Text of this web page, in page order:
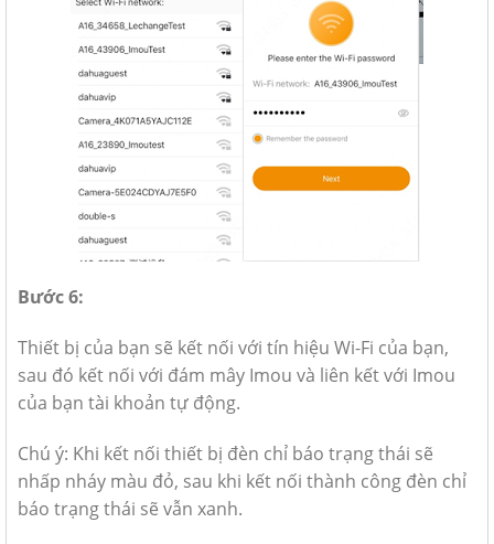
Bước 6:
Thiết bị của bạn sẽ kết nối với tín hiệu Wi-Fi của bạn,
sau đó kết nối với đám mây Imou và liên kết với Imou
của bạn tài khoản tự động.
Chú ý: Khi kết nối thiết bị đèn chỉ báo trạng thái sẽ
nhấp nháy màu đỏ, sau khi kết nối thành công đèn chỉ
báo trạng thái sẽ vẫn xanh.